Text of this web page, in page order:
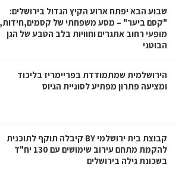
שבוע הבא יפתח ארוע הקיץ הגדול בירושלים:
"קסם ביער" – מסע משפחתי של קסמים,חידות,
מופעי רחוב אתגרים וחוויות בלב הטבע של הגן
הבוטני
הירושלמית שמתמודדת בפריימריז בליכוד
ומציעה פתרון מפתיע לסוגיית הגיוס
קבוצת בית ירושלמי BY קיבלה תוקף לתוכנית
להקמת מתחם עירוב שימושים עם 130 יח"ד
בשכונת גילה בירושלים